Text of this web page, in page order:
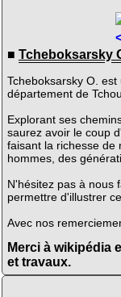
■ Tcheboksarsky
Tcheboksarsky O.
département de
Explorant ses
saurez avoir le coup
faisant la richesse de
hommes, des
N'hésitez pas à nous
permettre d'illustrer
Avec nos
Merci à wikipédia
et travaux.